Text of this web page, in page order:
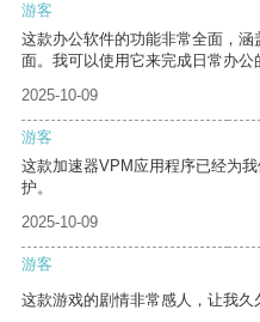
游客
这款办公软件的功能非常全面，
面。我可以使用它来完成日常办公
2025-10-09
游客
这款加速器VPM应用程序已经为
护。
2025-10-09
游客
这款游戏的剧情非常感人，让我久